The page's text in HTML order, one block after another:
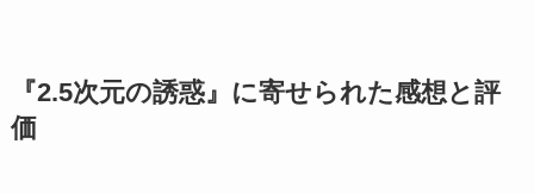
『2.5次元の誘惑』に寄せられた感想と評
価